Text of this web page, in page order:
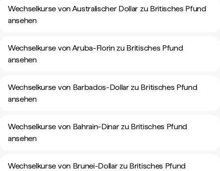
Wechselkurse von Australischer Dollar zu Britisches Pfund
ansehen
Wechselkurse von Aruba-Florin zu Britisches Pfund
ansehen
Wechselkurse von Barbados-Dollar zu Britisches Pfund
ansehen
Wechselkurse von Bahrain-Dinar zu Britisches Pfund
ansehen
Wechselkurse von Brunei-Dollar zu Britisches Pfund